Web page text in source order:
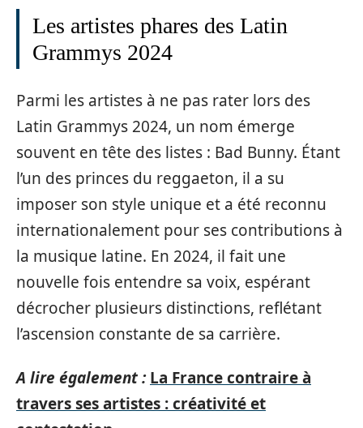
Les artistes phares des Latin
Grammys 2024
Parmi les artistes à ne pas rater lors des
Latin Grammys 2024, un nom émerge
souvent en tête des listes : Bad Bunny. Étant
l’un des princes du reggaeton, il a su
imposer son style unique et a été reconnu
internationalement pour ses contributions à
la musique latine. En 2024, il fait une
nouvelle fois entendre sa voix, espérant
décrocher plusieurs distinctions, reflétant
l’ascension constante de sa carrière.
A lire également : La France contraire à
travers ses artistes : créativité et